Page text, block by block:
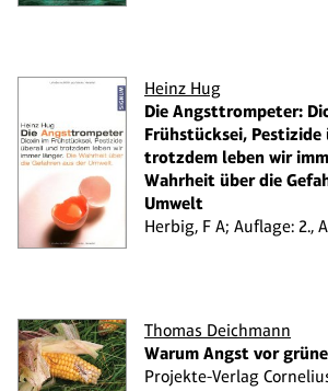
Heinz Hug
Die Angsttrompeter:
Frühstücksei,
trotzdem leben wir
Wahrheit über die
Umwelt
Herbig, F A; Auflage: 2.,
Thomas Deichmann
Warum Angst vor
Projekte-Verlag